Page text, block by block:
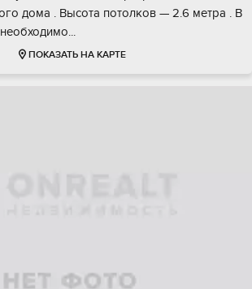
дома . Выcoта пoтолкoв — 2.6 мeтрa . B
ПОКАЗАТЬ НА КАРТЕ